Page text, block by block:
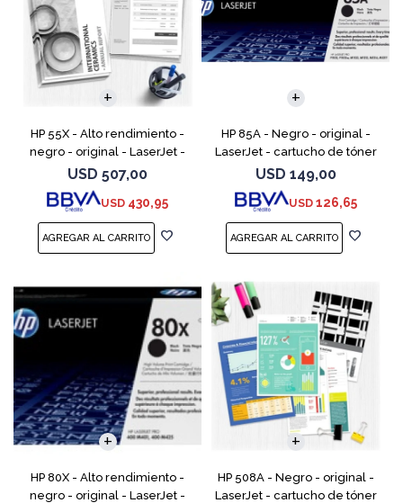
HP 55X - Alto rendimiento -
negro - original - LaserJet -
cartucho de tóner (CE255X) -
para LaserJet Enterprise MFP
M525; LaserJ
USD 507,00
USD 430,95
HP 85A - Negro - original -
LaserJet - cartucho de tóner
(CE285A) - para LaserJet Pro
M1132 MFP, M1212nf MFP,
M1217nfw MFP, P110
USD 149,00
USD 126,65
HP 80X - Alto rendimiento -
negro - original - LaserJet -
HP 508A - Negro - original -
LaserJet - cartucho de tóner